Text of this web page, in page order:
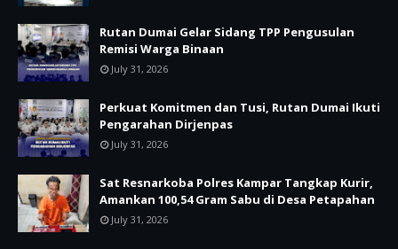
Rutan Dumai Gelar Sidang TPP Pengusulan
Remisi Warga Binaan
July 31, 2026
Perkuat Komitmen dan Tusi, Rutan Dumai Ikuti
Pengarahan Dirjenpas
July 31, 2026
Sat Resnarkoba Polres Kampar Tangkap Kurir,
Amankan 100,54 Gram Sabu di Desa Petapahan
July 31, 2026